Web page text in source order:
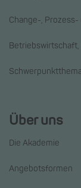
Change-,
Schwerpunktthema
Über uns
Die Akademie
Angebotsformen